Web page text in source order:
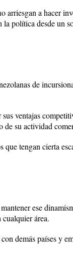
arriesgan a hacer
la política desde un
de
ventajas
de su actividad
que tengan cierta
ese
área.
demás países y